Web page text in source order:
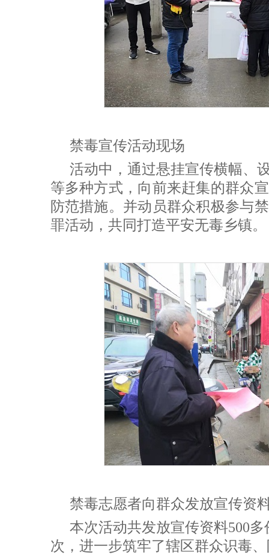
禁毒宣传活动现场
活动中，通过悬挂宣传横幅、
等多种方式，向前来赶集的群众
防范措施。并动员群众积极参与
罪活动，共同打造平安无毒乡镇。
禁毒志愿者向群众发放宣传资
本次活动共发放宣传资料500
次，进一步筑牢了辖区群众识毒